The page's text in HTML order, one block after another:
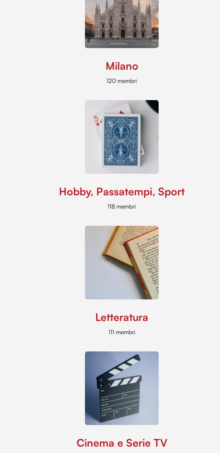
Milano
120 membri
Hobby, Passatempi, Sport
118 membri
Letteratura
111 membri
Cinema e Serie TV